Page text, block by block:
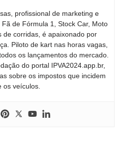
profissional de marketing e
de Fórmula 1, Stock Car, Moto
de corridas, é apaixonado por
Piloto de kart nas horas vagas,
os lançamentos do mercado.
do portal IPVA2024.app.br,
sobre os impostos que incidem
os veículos.